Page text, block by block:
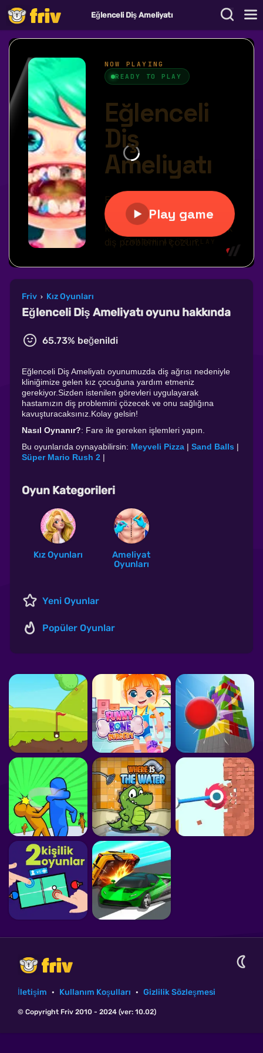
Eğlenceli Diş Ameliyatı
Friv › Kız Oyunları
Eğlenceli Diş Ameliyatı oyunu hakkında
65.73% beğenildi
Eğlenceli Diş Ameliyatı oyunumuzda diş ağrısı nedeniyle
kliniğimize gelen kız çocuğuna yardım etmeniz
gerekiyor.Sizden istenilen görevleri uygulayarak
hastamızın diş problemini çözecek ve onu sağlığına
kavuşturacaksınız.Kolay gelsin!
Nasıl Oynanır?: Fare ile gereken işlemleri yapın.
Bu oyunlarıda oynayabilirsin: Meyveli Pizza | Sand Balls |
Süper Mario Rush 2 |
Oyun Kategorileri
Kız Oyunları
Ameliyat
Oyunları
Yeni Oyunlar
Popüler Oyunlar
İletişim · Kullanım Koşulları · Gizlilik Sözleşmesi
© Copyright Friv 2010 - 2024 (ver: 10.02)